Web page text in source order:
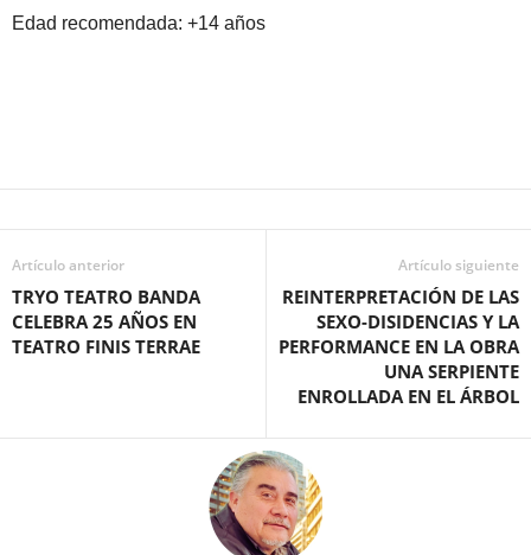
Edad recomendada: +14 años
Artículo anterior
TRYO TEATRO BANDA
CELEBRA 25 AÑOS EN
TEATRO FINIS TERRAE
Artículo siguiente
REINTERPRETACIÓN DE LAS
SEXO-DISIDENCIAS Y LA
PERFORMANCE EN LA OBRA
UNA SERPIENTE
ENROLLADA EN EL ÁRBOL